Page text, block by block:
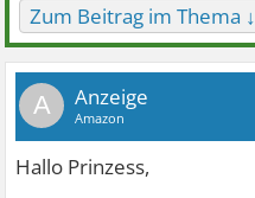
Zum Beitrag im Thema ↓
A